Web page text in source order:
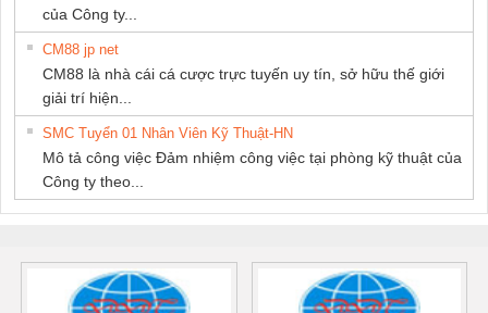
của Công ty...
CM88 jp net
CM88 là nhà cái cá cược trực tuyến uy tín, sở hữu thế giới
giải trí hiện...
SMC Tuyển 01 Nhân Viên Kỹ Thuật-HN
Mô tả công việc Đảm nhiệm công việc tại phòng kỹ thuật của
Công ty theo...